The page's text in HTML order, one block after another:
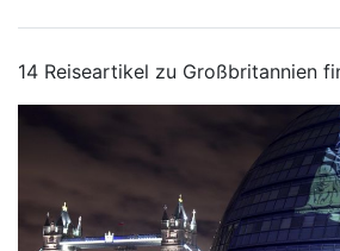
14 Reiseartikel zu Großbritannien